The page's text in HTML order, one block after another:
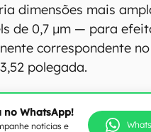
dimensões mais
de 0,7 μm — para
correspondente no
polegada.
no WhatsApp!
notícias e